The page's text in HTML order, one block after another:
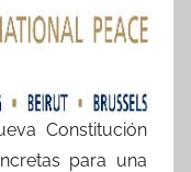
Constitución
para una